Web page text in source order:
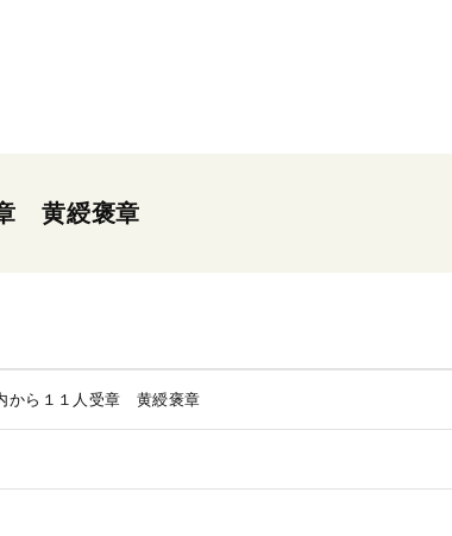
黄綬褒章
から１１人受章 黄綬褒章